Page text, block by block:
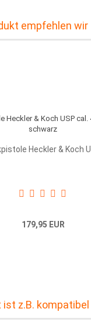
empfehlen wir
Heckler & Koch
179,95 EUR
z.B. kompatibel